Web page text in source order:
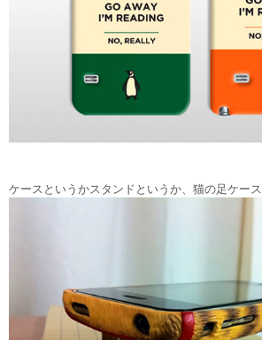
ケースというかスタンドというか、猫の足ケース